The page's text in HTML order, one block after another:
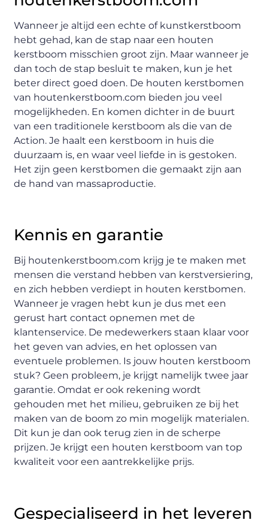
Wanneer je altijd een echte of kunstkerstboom
hebt gehad, kan de stap naar een houten
kerstboom misschien groot zijn. Maar wanneer je
dan toch de stap besluit te maken, kun je het
beter direct goed doen. De houten kerstbomen
van houtenkerstboom.com bieden jou veel
mogelijkheden. En komen dichter in de buurt
van een traditionele kerstboom als die van de
Action. Je haalt een kerstboom in huis die
duurzaam is, en waar veel liefde in is gestoken.
Het zijn geen kerstbomen die gemaakt zijn aan
de hand van massaproductie.
Kennis en garantie
Bij houtenkerstboom.com krijg je te maken met
mensen die verstand hebben van kerstversiering,
en zich hebben verdiept in houten kerstbomen.
Wanneer je vragen hebt kun je dus met een
gerust hart contact opnemen met de
klantenservice. De medewerkers staan klaar voor
het geven van advies, en het oplossen van
eventuele problemen. Is jouw houten kerstboom
stuk? Geen probleem, je krijgt namelijk twee jaar
garantie. Omdat er ook rekening wordt
gehouden met het milieu, gebruiken ze bij het
maken van de boom zo min mogelijk materialen.
Dit kun je dan ook terug zien in de scherpe
prijzen. Je krijgt een houten kerstboom van top
kwaliteit voor een aantrekkelijke prijs.
Gespecialiseerd in het leveren